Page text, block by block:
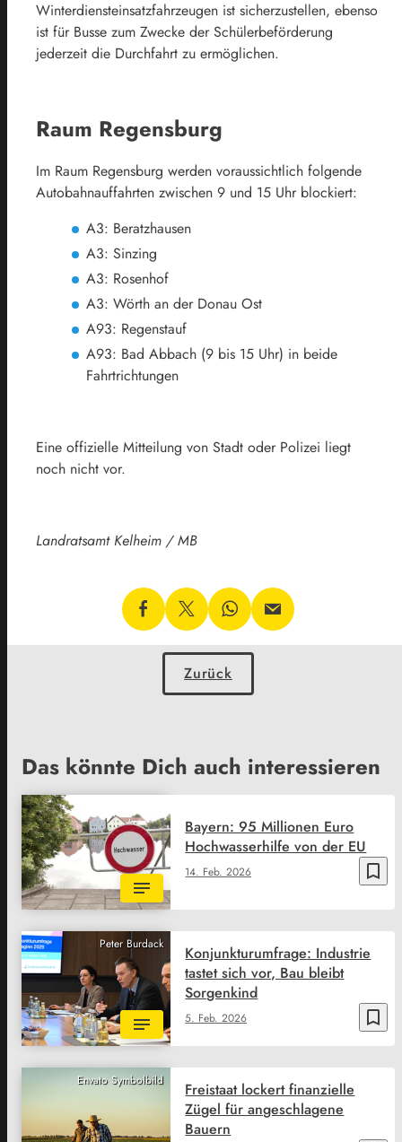
Winterdiensteinsatzfahrzeugen ist sicherzustellen, ebenso
ist für Busse zum Zwecke der Schülerbeförderung
jederzeit die Durchfahrt zu ermöglichen.
Raum Regensburg
Im Raum Regensburg werden voraussichtlich folgende
Autobahnauffahrten zwischen 9 und 15 Uhr blockiert:
A3: Beratzhausen
A3: Sinzing
A3: Rosenhof
A3: Wörth an der Donau Ost
A93: Regenstauf
A93: Bad Abbach (9 bis 15 Uhr) in beide
Fahrtrichtungen
Eine offizielle Mitteilung von Stadt oder Polizei liegt
noch nicht vor.
Landratsamt Kelheim / MB
Zurück
Das könnte Dich auch interessieren
bookmark_border
14. Feb. 2026
Bayern: 95 Millionen Euro
Hochwasserhilfe von der EU
Peter Burdack
bookmark_border
5. Feb. 2026
Konjunkturumfrage: Industrie
tastet sich vor, Bau bleibt
Sorgenkind
Envato Symbolbild
Freistaat lockert finanzielle
Zügel für angeschlagene
Bauern